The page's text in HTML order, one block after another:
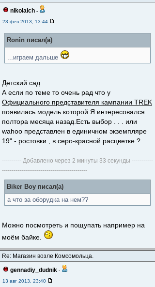
nikolaich -
23 фев 2013, 13:44
Ronin писал(а)
...играем дальше
Детский сад
А если по теме то очень рад что у
Официального представителя кампании TREK
появилась модель которой Я интересовался
полтора месяца назад.Есть выбор . . . или
wahoo представлен в единичном экземпляре
19" - ростовки , в серо-красной расцветке ?
---------- Добавлено через 2 минуты 33 секунды -----------
--------------------------------------------
Biker Boy писал(а)
а что за оборудка на нем??
Можно посмотреть и пощупать например на
моём байке.
Re: Магазин возле Комсомольца.
gennadiy_dudnik -
13 авг 2013, 23:40